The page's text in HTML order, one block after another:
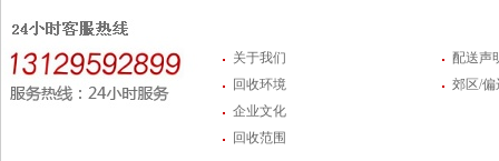
关于我们
回收环境
企业文化
回收范围
配送声
郊区/